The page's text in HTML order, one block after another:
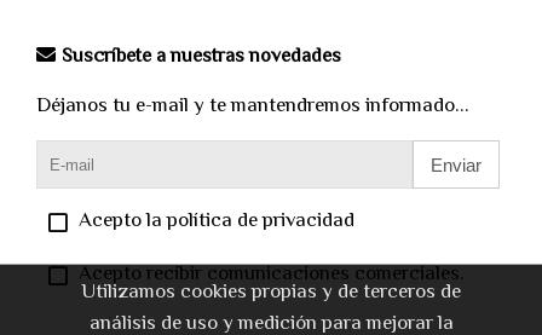
Suscríbete a nuestras novedades
Déjanos tu e-mail y te mantendremos informado...
Enviar
Acepto la política de privacidad
Acepto recibir comunicaciones comerciales.
Utilizamos cookies propias y de terceros de
análisis de uso y medición para mejorar la